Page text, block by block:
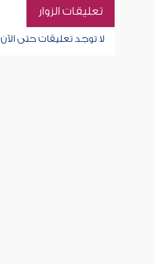
تعليقات الزوار
لا توجد تعليقات حتى الآن